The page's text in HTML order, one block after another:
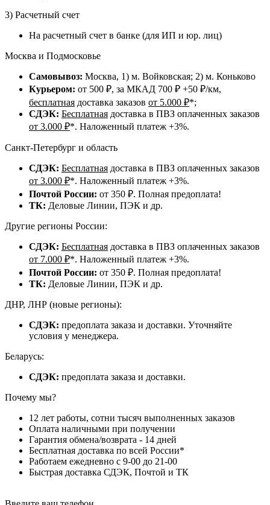
3) Расчетный счет
На расчетный счет в банке (для ИП и юр. лиц)
Москва и Подмосковье
Самовывоз: Москва, 1) м. Войковская; 2) м. Коньково
Курьером: от 500 ₽, за МКАД 700 ₽ +50 ₽/км,
бесплатная доставка заказов от 5.000 ₽*;
СДЭК: Бесплатная доставка в ПВЗ оплаченных заказов
от 3.000 ₽*. Наложенный платеж +3%.
Санкт-Петербург и область
СДЭК: Бесплатная доставка в ПВЗ оплаченных заказов
от 3.000 ₽*. Наложенный платеж +3%.
Почтой России: от 350 ₽. Полная предоплата!
ТК: Деловые Линии, ПЭК и др.
Другие регионы России:
СДЭК: Бесплатная доставка в ПВЗ оплаченных заказов
от 7.000 ₽*. Наложенный платеж +3%.
Почтой России: от 350 ₽. Полная предоплата!
ТК: Деловые Линии, ПЭК и др.
ДНР, ЛНР (новые регионы):
СДЭК: предоплата заказа и доставки. Уточняйте
условия у менеджера.
Беларусь:
СДЭК: предоплата заказа и доставки.
Почему мы?
12 лет работы, сотни тысяч выполненных заказов
Оплата наличными при получении
Гарантия обмена/возврата - 14 дней
Бесплатная доставка по всей России*
Работаем ежедневно с 9-00 до 21-00
Быстрая доставка СДЭК, Почтой и ТК